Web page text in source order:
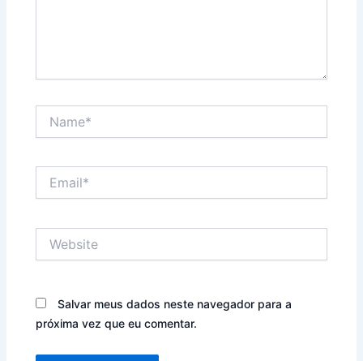
Salvar meus dados neste navegador para a
próxima vez que eu comentar.